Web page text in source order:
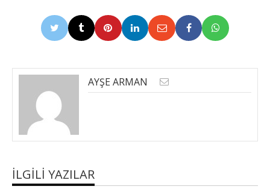
AYŞE ARMAN
İLGILI YAZILAR